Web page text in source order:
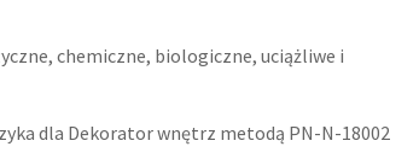
chemiczne, biologiczne, uciążliwe i
dla Dekorator wnętrz metodą PN-N-18002